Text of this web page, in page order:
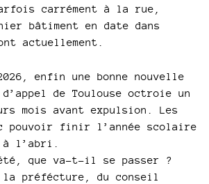
carrément à la rue,
bâtiment en date dans
actuellement.
enfin une bonne nouvelle
de Toulouse octroie un
mois avant expulsion. Les
pouvoir finir l’année scolaire
l’abri.
que va-t-il se passer ?
la préfécture, du conseil